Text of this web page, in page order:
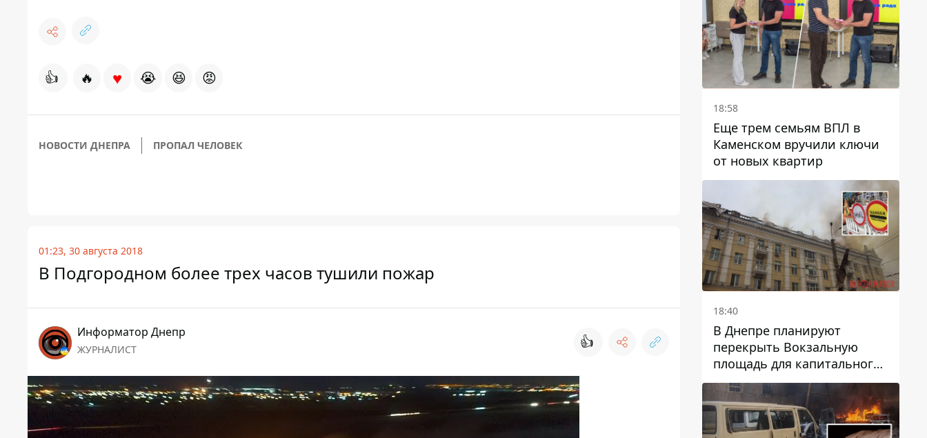
👍 🔥 ♥ 😭 😆 😡
НОВОСТИ ДНЕПРА ПРОПАЛ ЧЕЛОВЕК
01:23, 30 августа 2018
В Подгородном более трех часов тушили пожар
Информатор Днепр
ЖУРНАЛИСТ 👍
18:58
Еще трем семьям ВПЛ в
Каменском вручили ключи
от новых квартир
18:40
В Днепре планируют
перекрыть Вокзальную
площадь для капитального
ремонта дома, в который
попала вражеская ракета:
какие сроки